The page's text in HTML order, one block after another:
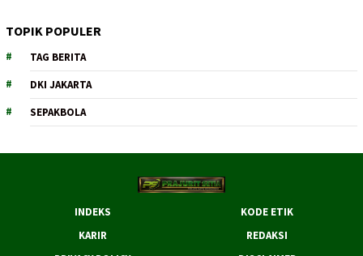
TOPIK POPULER
TAG BERITA
DKI JAKARTA
SEPAKBOLA
INDEKS
KODE ETIK
KARIR
REDAKSI